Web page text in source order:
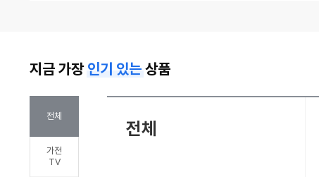
시
지금 가장 인기 있는 상품
전체
가전
TV
전체